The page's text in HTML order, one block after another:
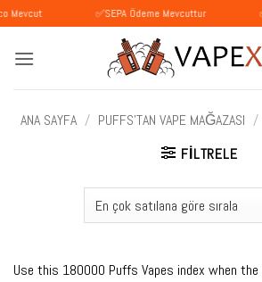
İçeriğe
atla
✅SEPA Ödeme Mevcuttur ✅BLİK
ANA SAYFA / PUFFS'TAN VAPE MAĞAZASI /
FILTRELE
Use this 180000 Puffs Vapes index when the